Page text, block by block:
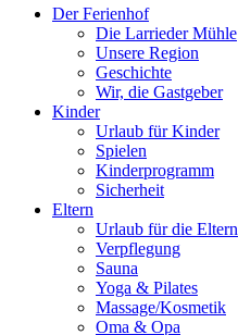
Der Ferienhof
Die Larrieder Mühle
Unsere Region
Geschichte
Wir, die Gastgeber
Kinder
Urlaub für Kinder
Spielen
Kinderprogramm
Sicherheit
Eltern
Urlaub für die Eltern
Verpflegung
Sauna
Yoga & Pilates
Massage/Kosmetik
Oma & Opa